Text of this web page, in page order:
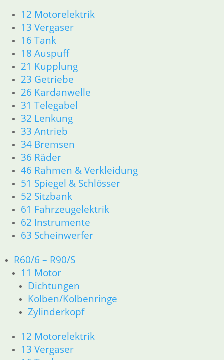
12 Motorelektrik
13 Vergaser
16 Tank
18 Auspuff
21 Kupplung
23 Getriebe
26 Kardanwelle
31 Telegabel
32 Lenkung
33 Antrieb
34 Bremsen
36 Räder
46 Rahmen & Verkleidung
51 Spiegel & Schlösser
52 Sitzbank
61 Fahrzeugelektrik
62 Instrumente
63 Scheinwerfer
R60/6 – R90/S
11 Motor
Dichtungen
Kolben/Kolbenringe
Zylinderkopf
12 Motorelektrik
13 Vergaser
13 Vergaser
16 Tank
18 Auspuff
21 Kupplung
23 Getriebe
26 Kardanwelle
31 Telegabel
32 Lenkung
33 Antrieb
34 Bremsen
36 Räder
46 Rahmen & Verkleidung
51 Spiegel & Schlösser
61 Fahrzeugelektrik
62 Instrumente
63 Scheinwerfer
R50/5 – R75/5
11 Motor
Dichtungen
Kolben/Kolbenringe
12 Motorelektrik
13 Vergaser
16 Tank
18 Auspuff
21 Kupplung
23 Getriebe
31 Telegabel
32 Lenkung